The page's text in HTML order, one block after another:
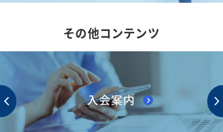
その他コンテンツ